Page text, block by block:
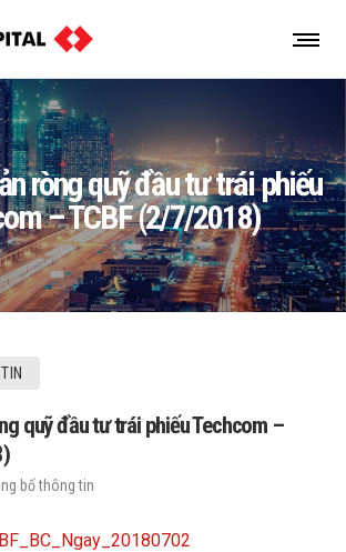
ròng quỹ đầu tư trái phiếu
– TCBF (2/7/2018)
quỹ đầu tư trái phiếu Techcom –
bố thông tin